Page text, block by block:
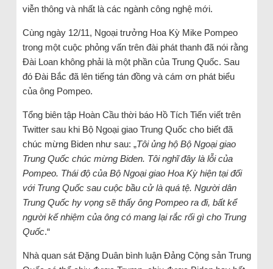
viễn thông và nhất là các ngành công nghệ mới.
Cùng ngày 12/11, Ngoại trưởng Hoa Kỳ Mike Pompeo
trong một cuộc phỏng vấn trên đài phát thanh đã nói rằng
Đài Loan không phải là một phần của Trung Quốc. Sau
đó Đài Bắc đã lên tiếng tán đồng và cám ơn phát biểu
của ông Pompeo.
Tổng biên tập Hoàn Cầu thời báo Hồ Tích Tiến viết trên
Twitter sau khi Bộ Ngoại giao Trung Quốc cho biết đã
chúc mừng Biden như sau: „Tôi ủng hộ Bộ Ngoại giao
Trung Quốc chúc mừng Biden. Tôi nghĩ đây là lỗi của
Pompeo. Thái độ của Bộ Ngoại giao Hoa Kỳ hiện tại đối
với Trung Quốc sau cuộc bầu cử là quá tệ. Người dân
Trung Quốc hy vọng sẽ thấy ông Pompeo ra đi, bất kể
người kế nhiệm của ông có mang lại rắc rối gì cho Trung
Quốc.“
Nhà quan sát Đặng Duân bình luận Đảng Cộng sản Trung